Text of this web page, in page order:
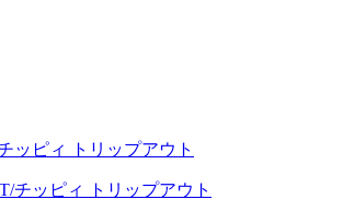
ッピィ トリップアウト